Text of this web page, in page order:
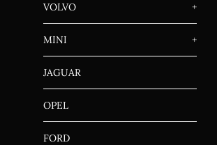
VOLVO +
MINI +
JAGUAR
OPEL
FORD